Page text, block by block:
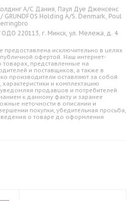
А/С Дания, Паул Дуе Дженсенс
Holding A/S. Denmark, Poul
220113, г. Минск, ул. Мележа, д. 4
исключительно в целях
офертой. Наш интернет-
товарах, представленные на
и поставщиков, а также в
производители оставляют за собой
и комплектацию
продавцов и потребителей.
к данному факту и заранее
неточности в описании и
покупки, убедительная просьба,
о товаре до оформления